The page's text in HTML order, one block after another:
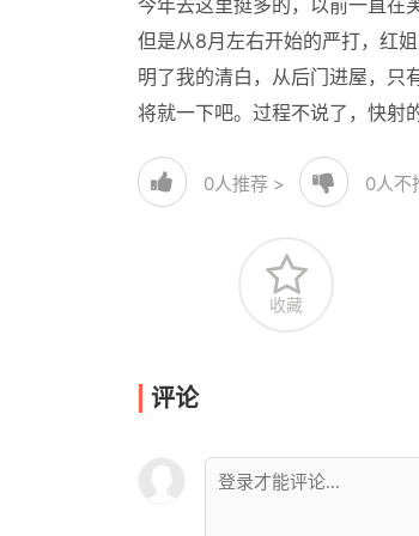
今年去这里挺多的，以前一直在
但是从8月左右开始的严打，红
明了我的清白，从后门进屋，只
将就一下吧。过程不说了，快射
0人推荐 > 0人不
收藏
评论